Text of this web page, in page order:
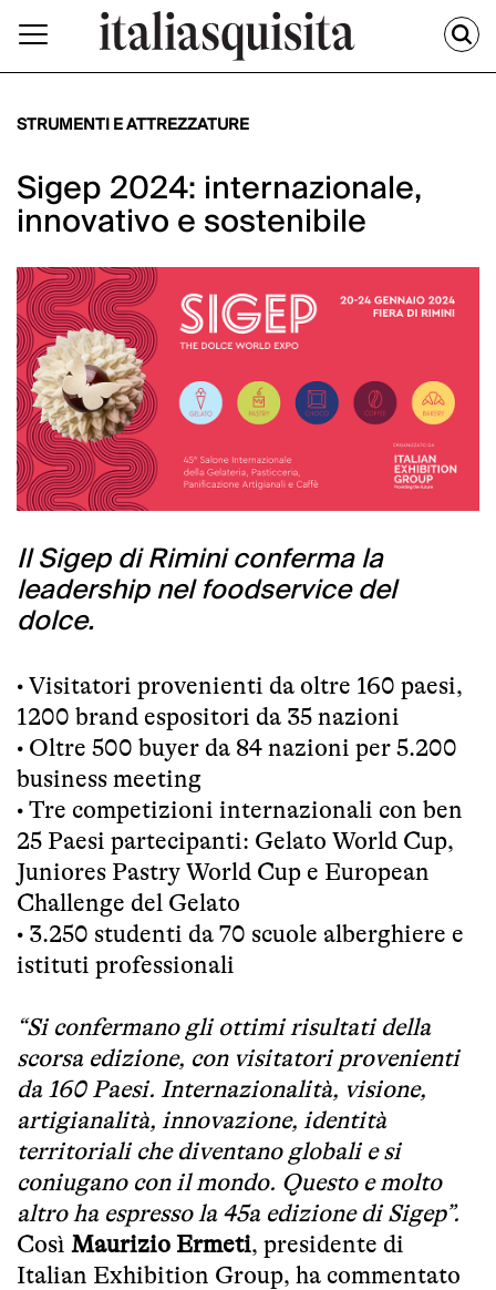
STRUMENTI E ATTREZZATURE
Sigep 2024: internazionale,
innovativo e sostenibile
Il Sigep di Rimini conferma la
leadership nel foodservice del
dolce.
• Visitatori provenienti da oltre 160 paesi,
1200 brand espositori da 35 nazioni
• Oltre 500 buyer da 84 nazioni per 5.200
business meeting
• Tre competizioni internazionali con ben
25 Paesi partecipanti: Gelato World Cup,
Juniores Pastry World Cup e European
Challenge del Gelato
• 3.250 studenti da 70 scuole alberghiere e
istituti professionali
“Si confermano gli ottimi risultati della
scorsa edizione, con visitatori provenienti
da 160 Paesi. Internazionalità, visione,
artigianalità, innovazione, identità
territoriali che diventano globali e si
coniugano con il mondo. Questo e molto
altro ha espresso la 45a edizione di Sigep”.
Così Maurizio Ermeti, presidente di
Italian Exhibition Group, ha commentato